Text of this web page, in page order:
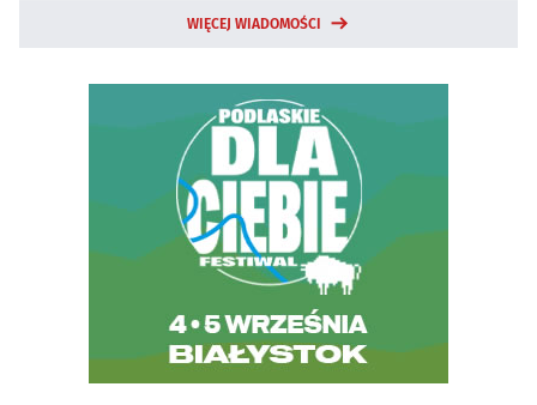
WIĘCEJ WIADOMOŚCI